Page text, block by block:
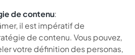
de contenu:
il est impératif de
de contenu. Vous pouvez,
votre définition des personas,